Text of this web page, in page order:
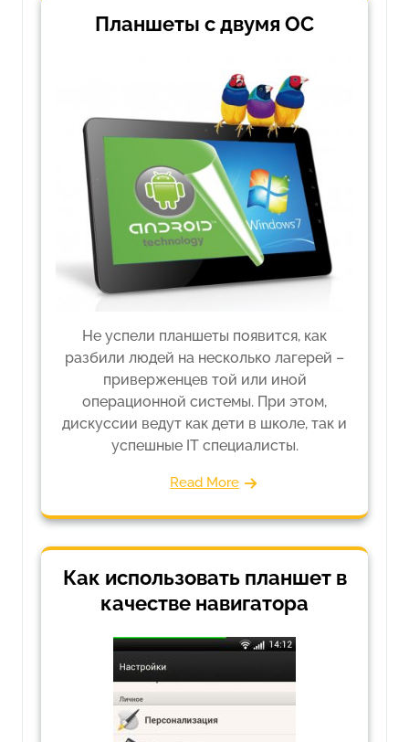
Планшеты с двумя ОС
Не успели планшеты появится, как
разбили людей на несколько лагерей –
приверженцев той или иной
операционной системы. При этом,
дискуссии ведут как дети в школе, так и
успешные IT специалисты.
Read More
Как использовать планшет в
качестве навигатора